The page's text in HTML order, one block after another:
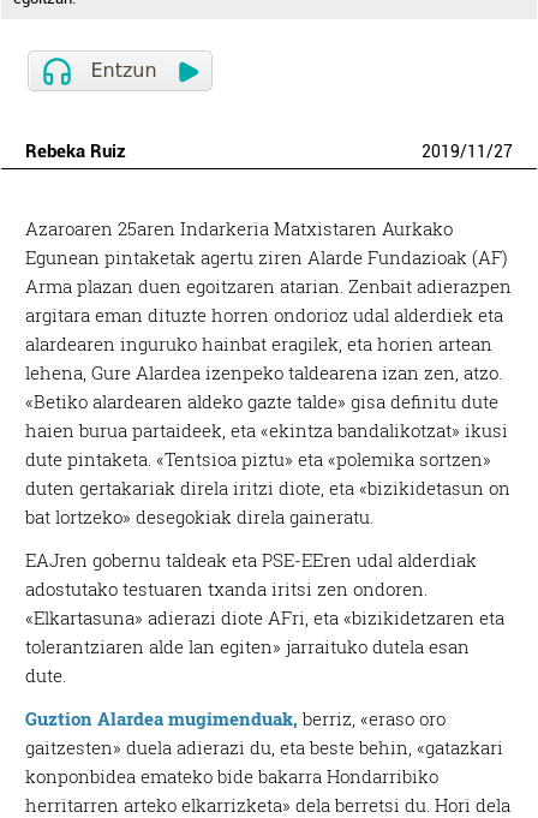
Rebeka Ruiz 2019/11/27
Azaroaren 25aren Indarkeria Matxistaren Aurkako
Egunean pintaketak agertu ziren Alarde Fundazioak (AF)
Arma plazan duen egoitzaren atarian. Zenbait adierazpen
argitara eman dituzte horren ondorioz udal alderdiek eta
alardearen inguruko hainbat eragilek, eta horien artean
lehena, Gure Alardea izenpeko taldearena izan zen, atzo.
«Betiko alardearen aldeko gazte talde» gisa definitu dute
haien burua partaideek, eta «ekintza bandalikotzat» ikusi
dute pintaketa. «Tentsioa piztu» eta «polemika sortzen»
duten gertakariak direla iritzi diote, eta «bizikidetasun on
bat lortzeko» desegokiak direla gaineratu.
EAJren gobernu taldeak eta PSE-EEren udal alderdiak
adostutako testuaren txanda iritsi zen ondoren.
«Elkartasuna» adierazi diote AFri, eta «bizikidetzaren eta
tolerantziaren alde lan egiten» jarraituko dutela esan
dute.
Guztion Alardea mugimenduak,berriz, «eraso oro
gaitzesten» duela adierazi du, eta beste behin, «gatazkari
konponbidea emateko bide bakarra Hondarribiko
herritarren arteko elkarrizketa» dela berretsi du. Hori dela